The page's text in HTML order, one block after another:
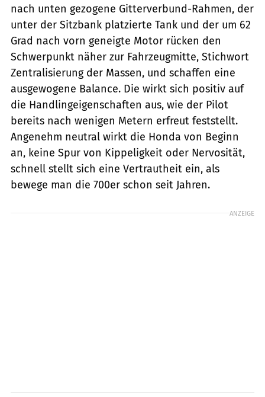
nach unten gezogene Gitterverbund-Rahmen, der
unter der Sitzbank platzierte Tank und der um 62
Grad nach vorn geneigte Motor rücken den
Schwerpunkt näher zur Fahrzeugmitte, Stichwort
Zentralisierung der Massen, und schaffen eine
ausgewogene Balance. Die wirkt sich positiv auf
die Handlingeigenschaften aus, wie der Pilot
bereits nach wenigen Metern erfreut feststellt.
Angenehm neutral wirkt die Honda von Beginn
an, keine Spur von Kippeligkeit oder Nervosität,
schnell stellt sich eine Vertrautheit ein, als
bewege man die 700er schon seit Jahren.
ANZEIGE